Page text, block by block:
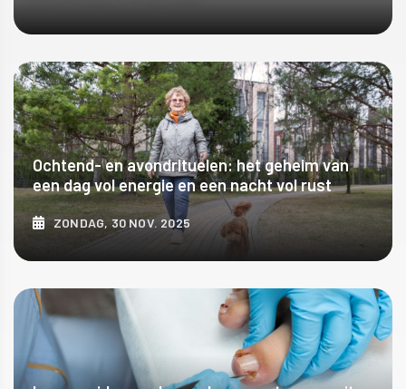
ONTDEK MEER
Ochtend- en avondrituelen: het geheim van
een dag vol energie en een nacht vol rust
ZONDAG, 30 NOV. 2025
ONTDEK MEER